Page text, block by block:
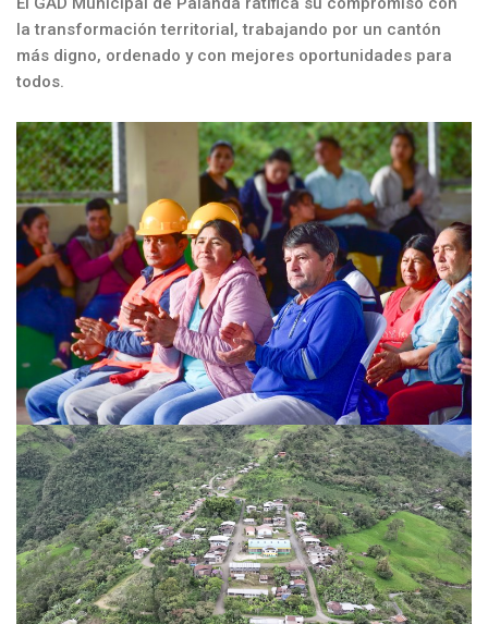
la transformación territorial, trabajando por un cantón
más digno, ordenado y con mejores oportunidades para
todos.